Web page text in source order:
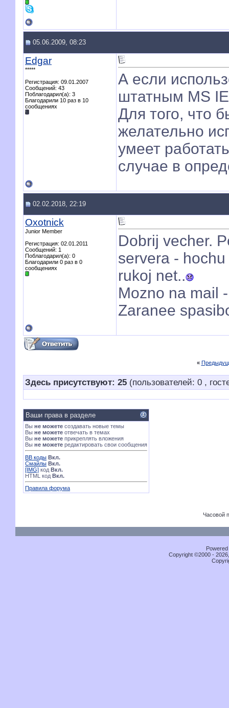
05.06.2009, 08:23
Edgar
*****
Регистрация: 09.01.2007
Сообщений: 43
Поблагодарил(а): 3
Благодарили 10 раз в 10
сообщениях
А если
штатным MS
Для того, что
желательно
умеет
случае в
02.02.2018, 22:19
Oxotnick
Junior Member
Регистрация: 02.01.2011
Сообщений: 1
Поблагодарил(а): 0
Благодарили 0 раз в 0
сообщениях
Dobrij vecher.
servera -
rukoj net..
Mozno na mail
Zaranee
«
Здесь присутствуют: 25 (пользователей: 0 ,
Ваши права в разделе
Вы не можете создавать новые темы
Вы не можете отвечать в темах
Вы не можете прикреплять вложения
Вы не можете редактировать свои сообщения
BB коды Вкл.
Смайлы Вкл.
[IMG] код Вкл.
HTML код Вкл.
Правила форума
Часовой
Copyright ©2000 -